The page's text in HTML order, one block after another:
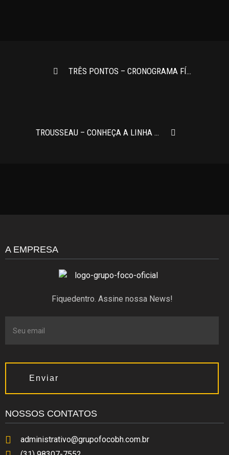
TRÊS PONTOS – CRONOGRAMA FÍSICO-FINANCEIRO PARA OBRAS: VOCÊ SABE O QUE É?
TROUSSEAU – CONHEÇA A LINHA WHITE LUXURY DA TROSSEAU
A EMPRESA
Fiquedentro. Assine nossa News!
Enviar
NOSSOS CONTATOS
administrativo@grupofocobh.com.br